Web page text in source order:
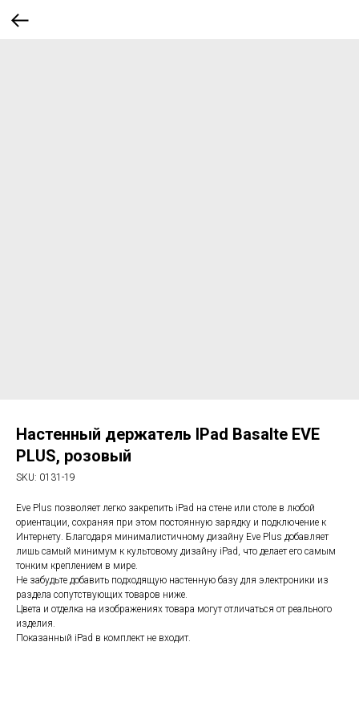
Настенный держатель IPad Basalte EVE
PLUS, розовый
SKU: 0131-19
Eve Plus позволяет легко закрепить iPad на стене или столе в любой
ориентации, сохраняя при этом постоянную зарядку и подключение к
Интернету. Благодаря минималистичному дизайну Eve Plus добавляет
лишь самый минимум к культовому дизайну iPad, что делает его самым
тонким креплением в мире.
Не забудьте добавить подходящую настенную базу для электроники из
раздела сопутствующих товаров ниже.
Цвета и отделка на изображениях товара могут отличаться от реального
изделия.
Показанный iPad в комплект не входит.